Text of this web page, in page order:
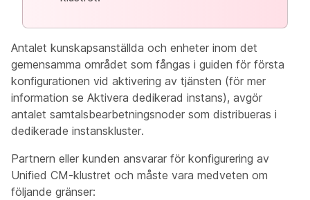
Antalet kunskapsanställda och enheter inom det
gemensamma området som fångas i guiden för första
konfigurationen vid aktivering av tjänsten (för mer
information se Aktivera dedikerad instans), avgör
antalet samtalsbearbetningsnoder som distribueras i
dedikerade instanskluster.
Partnern eller kunden ansvarar för konfigurering av
Unified CM-klustret och måste vara medveten om
följande gränser: